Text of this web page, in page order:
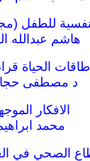
للطفل
هاشم عبدالله
الحياة
د مصطفى
الافكار
محمد
الصحي في